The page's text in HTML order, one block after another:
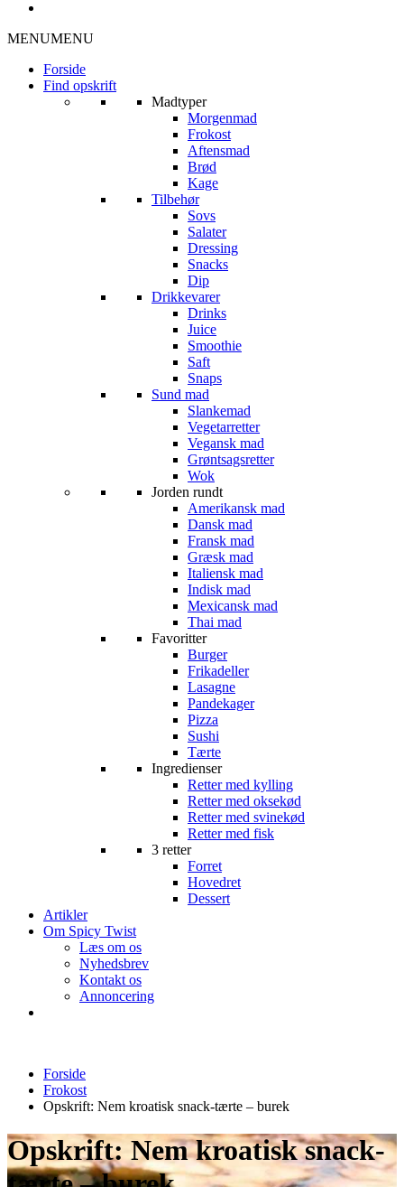
MENUMENU
Forside
Find opskrift
Madtyper
Morgenmad
Frokost
Aftensmad
Brød
Kage
Tilbehør
Sovs
Salater
Dressing
Snacks
Dip
Drikkevarer
Drinks
Juice
Smoothie
Saft
Snaps
Sund mad
Slankemad
Vegetarretter
Vegansk mad
Grøntsagsretter
Wok
Jorden rundt
Amerikansk mad
Dansk mad
Fransk mad
Græsk mad
Italiensk mad
Indisk mad
Mexicansk mad
Thai mad
Favoritter
Burger
Frikadeller
Lasagne
Pandekager
Pizza
Sushi
Tærte
Ingredienser
Retter med kylling
Retter med oksekød
Retter med svinekød
Retter med fisk
3 retter
Forret
Hovedret
Dessert
Artikler
Om Spicy Twist
Læs om os
Nyhedsbrev
Kontakt os
Annoncering
Forside
Frokost
Opskrift: Nem kroatisk snack-tærte – burek
Opskrift: Nem kroatisk snack-